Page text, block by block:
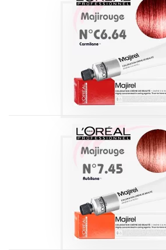
MAJIROUGE 6.64
BLOND FONCÉ
ROUGE CUIVRÉ 60
Produits
MAJIROUGE 7.45
BLOND CUIVRÉ
ACAJOU 60 ML
Produits